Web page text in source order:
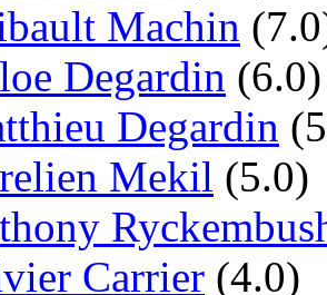
Machin
Degardin (6.0)
Degardin
Mekil (5.0)
Carrier (4.0)